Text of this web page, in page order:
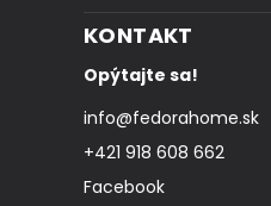
KONTAKT
Opýtajte sa!
info@fedorahome.sk
+421 918 608 662
Facebook